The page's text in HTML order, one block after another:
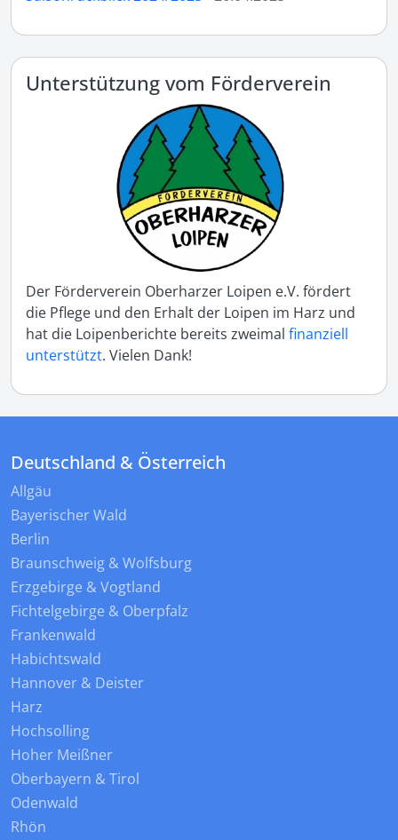
Unterstützung vom Förderverein
Der Förderverein Oberharzer Loipen e.V. fördert
die Pflege und den Erhalt der Loipen im Harz und
hat die Loipenberichte bereits zweimal finanziell
unterstützt. Vielen Dank!
Deutschland & Österreich
Allgäu
Bayerischer Wald
Berlin
Braunschweig & Wolfsburg
Erzgebirge & Vogtland
Fichtelgebirge & Oberpfalz
Frankenwald
Habichtswald
Hannover & Deister
Harz
Hochsolling
Hoher Meißner
Oberbayern & Tirol
Odenwald
Rhön